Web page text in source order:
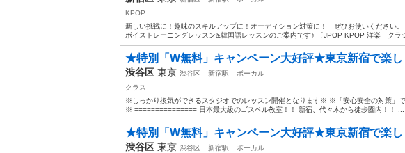
KPOP
新しい挑戦に！趣味のスキルアップに！オーディション対策に！ ぜひお使いください
ボイストレーニングレッスン&韓国語レッスンのご案内です♪ 〔JPOP KPOP 洋楽 クラ
★特別「W無料」キャンペーン大好評★東京新宿で楽し
渋谷区 東京 渋谷区 新宿駅
ボーカル
クラス
※しっかり換気ができるスタジオでのレッスン開催となります※ ※「安心安全の対策」
※ =============== 日本最大級のゴスペル教室！！ 新宿、代々木から徒歩圏内！！ ...
★特別「W無料」キャンペーン大好評★東京新宿で楽し
渋谷区 東京 渋谷区 新宿駅
ボーカル